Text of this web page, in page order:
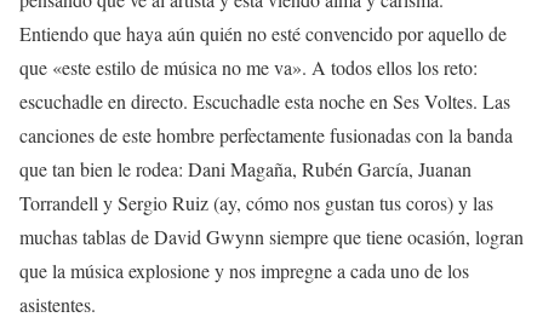
Entiendo que haya aún quién no esté convencido por aquello de
que «este estilo de música no me va». A todos ellos los reto:
escuchadle en directo. Escuchadle esta noche en Ses Voltes. Las
canciones de este hombre perfectamente fusionadas con la banda
que tan bien le rodea: Dani Magaña, Rubén García, Juanan
Torrandell y Sergio Ruiz (ay, cómo nos gustan tus coros) y las
muchas tablas de David Gwynn siempre que tiene ocasión, logran
que la música explosione y nos impregne a cada uno de los
asistentes.